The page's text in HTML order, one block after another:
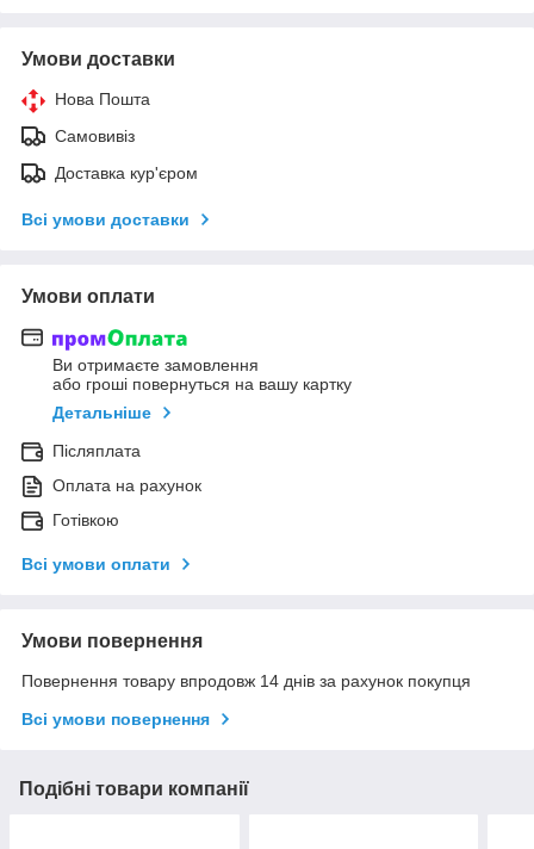
Умови доставки
Нова Пошта
Самовивіз
Доставка кур'єром
Всі умови доставки
Умови оплати
Ви отримаєте замовлення
або гроші повернуться на вашу картку
Детальніше
Післяплата
Оплата на рахунок
Готівкою
Всі умови оплати
Умови повернення
Повернення товару впродовж 14 днів за рахунок покупця
Всі умови повернення
Подібні товари компанії